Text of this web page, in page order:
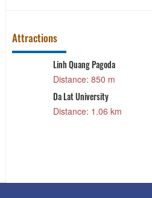
Attractions
Linh Quang Pagoda
Distance: 850 m
Da Lat University
Distance: 1.06 km